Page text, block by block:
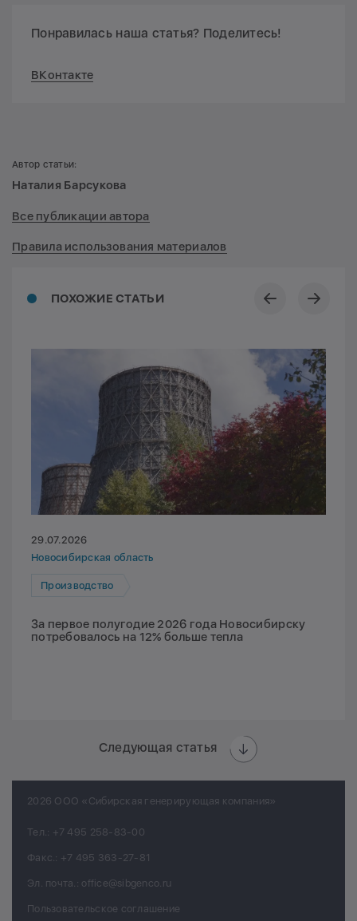
Понравилась наша статья? Поделитесь!
ВКонтакте
ПОХОЖИЕ СТАТЬИ
29.07.2026
Новосибирская область
Производство
За первое полугодие 2026 года Новосибирску
потребовалось на 12% больше тепла
Следующая статья
Автор статьи:
Наталия Барсукова
Все публикации автора
Правила использования материалов
2026 ООО «Сибирская генерирующая компания»
Тел.: +7 495 258-83-00
Факс.: +7 495 363-27-81
Эл. почта.: office@sibgenco.ru
Пользовательское соглашение